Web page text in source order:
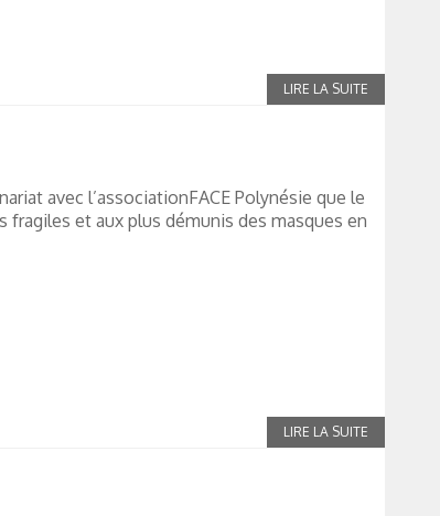
avec l’associationFACE Polynésie que le
et aux plus démunis des masques en